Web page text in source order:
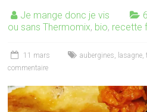
Je mange donc je vis
ou sans Thermomix, bio, recette
11 mars aubergines lasagne ,
commentaire